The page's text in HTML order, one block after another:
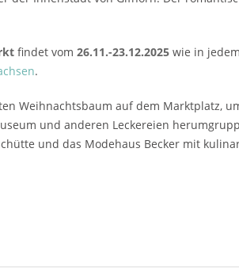
findet vom 26.11.-23.12.2025 wie in
.
Weihnachtsbaum auf dem Marktplatz,
und anderen Leckereien
und das Modehaus Becker mit